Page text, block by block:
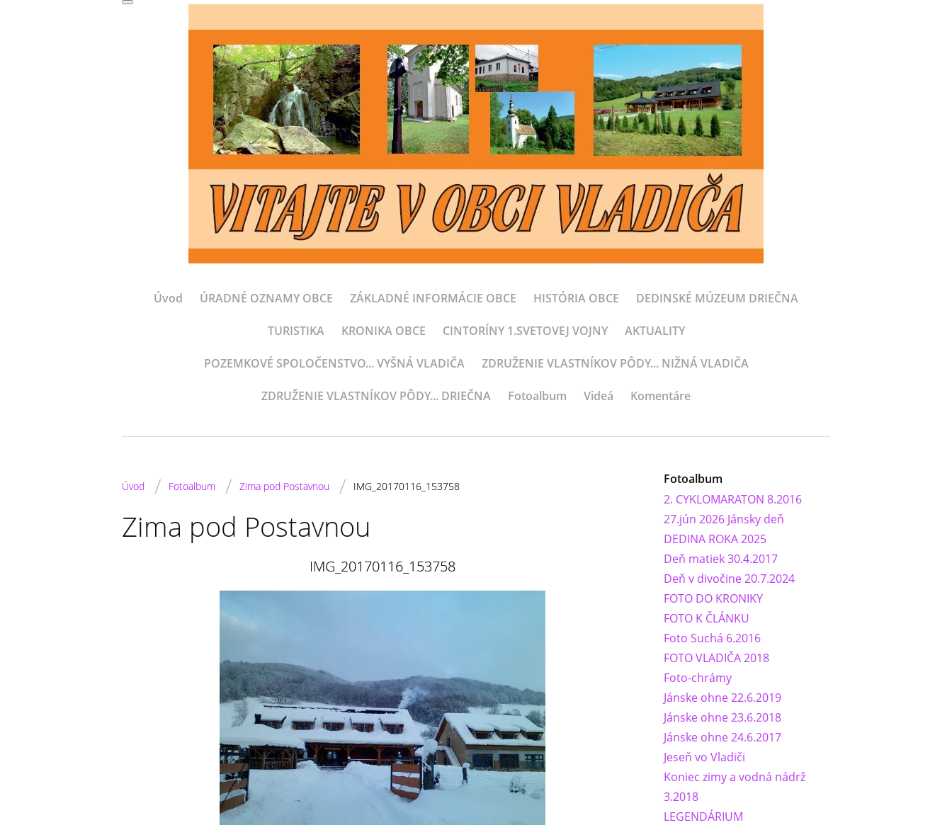
Úvod ÚRADNÉ OZNAMY OBCE ZÁKLADNÉ INFORMÁCIE OBCE HISTÓRIA OBCE DEDINSKÉ MÚZEUM DRIEČNA
TURISTIKA KRONIKA OBCE CINTORÍNY 1.SVETOVEJ VOJNY AKTUALITY
POZEMKOVÉ SPOLOČENSTVO... VYŠNÁ VLADIČA ZDRUŽENIE VLASTNÍKOV PÔDY... NIŽNÁ VLADIČA
ZDRUŽENIE VLASTNÍKOV PÔDY... DRIEČNA Fotoalbum Videá Komentáre
Úvod / Fotoalbum / Zima pod Postavnou / IMG_20170116_153758
Zima pod Postavnou
IMG_20170116_153758
Fotoalbum
2. CYKLOMARATON 8.2016
27.jún 2026 Jánsky deň
DEDINA ROKA 2025
Deň matiek 30.4.2017
Deň v divočine 20.7.2024
FOTO DO KRONIKY
FOTO K ČLÁNKU
Foto Suchá 6.2016
FOTO VLADIČA 2018
Foto-chrámy
Jánske ohne 22.6.2019
Jánske ohne 23.6.2018
Jánske ohne 24.6.2017
Jeseň vo Vladiči
Koniec zimy a vodná nádrž
3.2018
LEGENDÁRIUM